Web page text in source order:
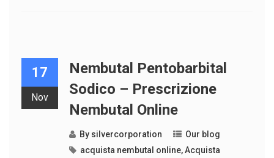
17
Nov
Nembutal Pentobarbital
Sodico – Prescrizione
Nembutal Online
By silvercorporation
Our blog
acquista nembutal online,Acquista